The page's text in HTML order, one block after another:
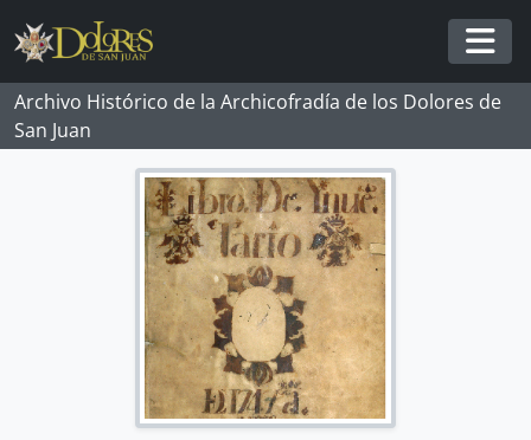
Skip to main content
Archivo Histórico de la Archicofradía de los Dolores de
San Juan